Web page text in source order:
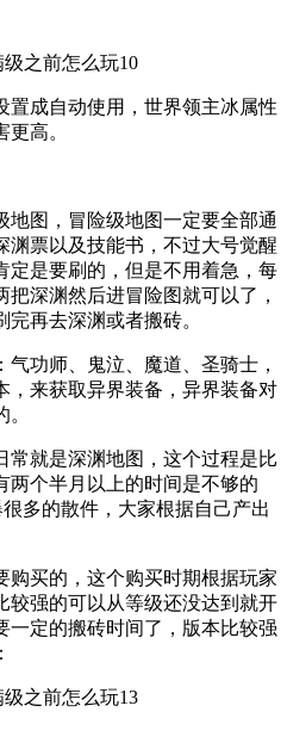
置成自动使用，世界领主冰属性
高。
地图，冒险级地图一定要全部通
渊票以及技能书，不过大号觉醒
定是要刷的，但是不用着急，每
深渊然后进冒险图就可以了，
再去深渊或者搬砖。
功师、鬼泣、魔道、圣骑士，
，来获取异界装备，异界装备对
常就是深渊地图，这个过程是比
两个半月以上的时间是不够的
多的散件，大家根据自己产出
购买的，这个购买时期根据玩家
较强的可以从等级还没达到就开
一定的搬砖时间了，版本比较强